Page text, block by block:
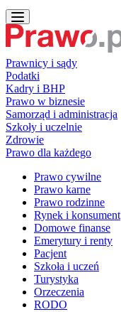
Prawnicy i sądy
Podatki
Kadry i BHP
Prawo w biznesie
Samorząd i administracja
Szkoły i uczelnie
Zdrowie
Prawo dla każdego
Prawo cywilne
Prawo karne
Prawo rodzinne
Rynek i konsument
Domowe finanse
Emerytury i renty
Pacjent
Szkoła i uczeń
Turystyka
Orzeczenia
RODO